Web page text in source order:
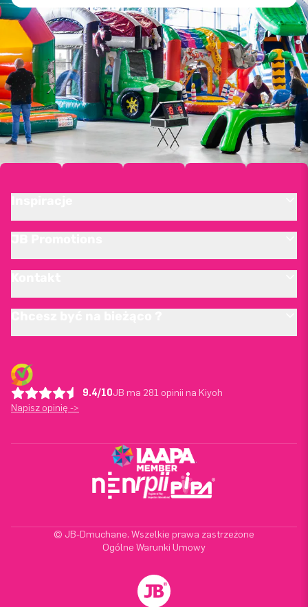
9.4/10JB ma 281 opinii na Kiyoh
Napisz opinię ->
© JB-Dmuchane. Wszelkie prawa zastrzeżone
Ogólne Warunki Umowy